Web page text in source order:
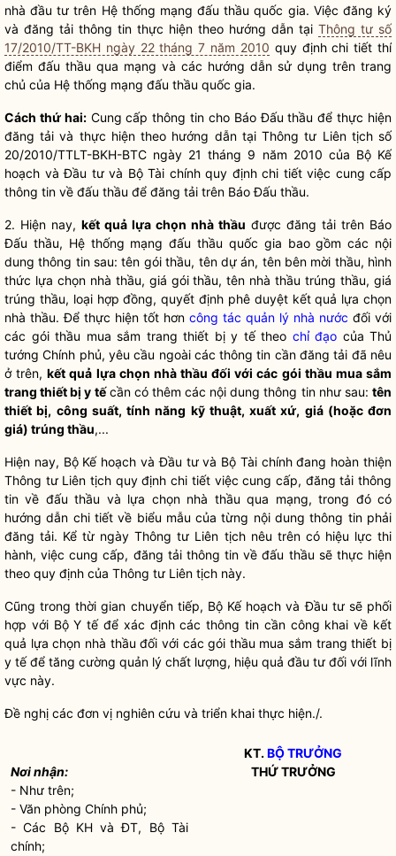
nhà đầu tư trên Hệ thống mạng đấu thầuquốc gia. Việc đăng ký
và đăng tải thông tin thực hiện theo hướng dẫn tại Thông tư số
17/2010/TT-BKH ngày 22 tháng 7 năm 2010 quy định chi tiết thí
điểm đấu thầu qua mạng và các hướng dẫn sử dụng trên trang
chủ của Hệ thống mạng đấu thầu quốc gia.
Cách thứhai:Cung cấp thông tin cho Báo Đấu thầu để thực hiện
đăng tải và thực hiện theo hướng dẫn tại Thông tư Liên tịch số
20/2010/TTLT-BKH-BTC ngày 21 tháng 9 năm 2010 của Bộ Kế
hoạch và Đầu tư và Bộ Tài chính quy định chi tiết việc cung cấp
thông tin về đấu thầu để đăng tải trên Báo Đấu thầu.
2. Hiện nay, kết quả lựa chọn nhà thầu được đăng tải trên Báo
Đấu thầu, Hệ thống mạng đấu thầu quốc gia bao gồm các nội
dung thông tin sau: tên gói thầu, tên dự án, tên bên mời thầu, hình
thức lựa chọn nhà thầu, giá gói thầu, tên nhà thầu trúng thầu, giá
trúng thầu, loại hợp đồng, quyết định phê duyệt kết quả lựa chọn
nhà thầu. Để thực hiện tốt hơn công tác quản lý nhà nước đối với
các gói thầu mua sắm trang thiết bị y tế theo chỉ đạo của Thủ
tướng Chính phủ, yêu cầu ngoài các thông tin cần đăng tải đã nêu
ở trên,kết quả lựa chọn nhà thầu đối với các gói thầu mua sắm
trang thiết bị y tếcần có thêm các nội dung thông tin như sau:tên
thiết bị, công suất, tính năng kỹ thuật, xuất xứ, giá (hoặc đơn
giá) trúng thầu,...
Hiện nay, Bộ Kế hoạch và Đầu tư và Bộ Tài chính đang hoàn thiện
Thông tư Liên tịch quy định chi tiết việc cung cấp, đăng tải thông
tin về đấu thầu và lựa chọn nhà thầu qua mạng, trong đó có
hướng dẫn chi tiết về biểu mẫu của từng nội dung thông tin phải
đăng tải. Kể từ ngày Thông tư Liên tịch nêu trên có hiệu lực thi
hành, việc cung cấp, đăng tải thông tin về đấu thầu sẽ thực hiện
theo quy định của Thông tư Liên tịch này.
Cũng trong thời gian chuyển tiếp, Bộ Kế hoạch và Đầu tư sẽ phối
hợp với Bộ Y tế để xác định các thông tin cần công khai về kết
quả lựa chọn nhà thầu đối với các gói thầu mua sắm trang thiết bị
y tế để tăng cường quản lý chất lượng, hiệu quả đầu tư đối với lĩnh
vực này.
Đề nghị các đơn vị nghiên cứu và triển khai thực hiện./.
Nơi nhận:
- Như trên;
- Văn phòng Chính phủ;
- Các Bộ KH và ĐT, Bộ Tài
chính;
KT.BỘ TRƯỞNG
THỨ TRƯỞNG